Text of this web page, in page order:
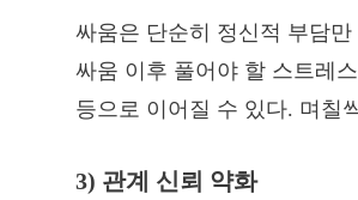
싸움은 단순히 정신적 부담
싸움 이후 풀어야 할 스트레
등으로 이어질 수 있다. 며칠
3) 관계 신뢰 약화